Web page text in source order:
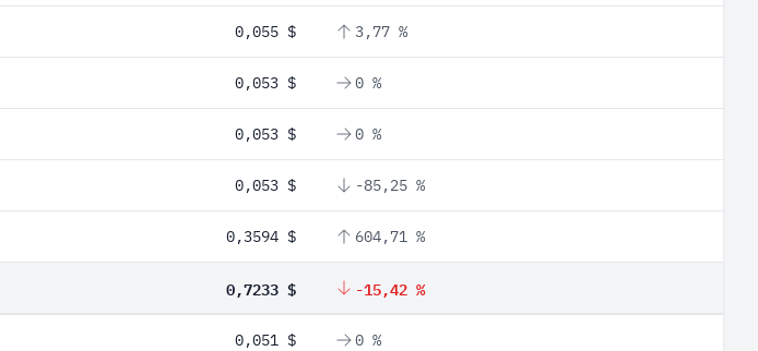
0,055 $ 3,77 %
0,053 $ 0 %
0,053 $ 0 %
0,053 $ -85,25 %
0,3594 $ 604,71 %
0,7233 $ -15,42 %
0,051 $ 0 %